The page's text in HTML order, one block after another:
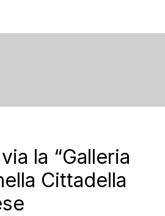
la “Galleria
Cittadella